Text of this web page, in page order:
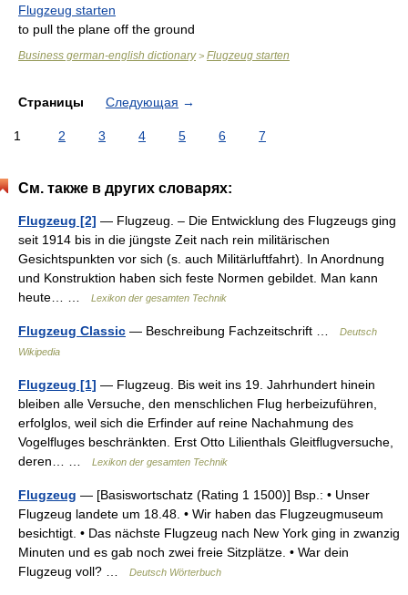
Flugzeug starten
to pull the plane off the ground
Business german-english dictionary> Flugzeug starten
Страницы Следующая →
1 2 3 4 5 6 7
См. также в других словарях:
Flugzeug [2] — Flugzeug. – Die Entwicklung des Flugzeugs ging
seit 1914 bis in die jüngste Zeit nach rein militärischen
Gesichtspunkten vor sich (s. auch Militärluftfahrt). In Anordnung
und Konstruktion haben sich feste Normen gebildet. Man kann
heute… …
Lexikon der gesamten Technik
Flugzeug Classic — Beschreibung Fachzeitschrift …
Deutsch
Wikipedia
Flugzeug [1] — Flugzeug. Bis weit ins 19. Jahrhundert hinein
bleiben alle Versuche, den menschlichen Flug herbeizuführen,
erfolglos, weil sich die Erfinder auf reine Nachahmung des
Vogelfluges beschränkten. Erst Otto Lilienthals Gleitflugversuche,
deren… …
Lexikon der gesamten Technik
Flugzeug — [Basiswortschatz (Rating 1 1500)] Bsp.: • Unser
Flugzeug landete um 18.48. • Wir haben das Flugzeugmuseum
besichtigt. • Das nächste Flugzeug nach New York ging in zwanzig
Minuten und es gab noch zwei freie Sitzplätze. • War dein
Flugzeug voll? …
Deutsch Wörterbuch